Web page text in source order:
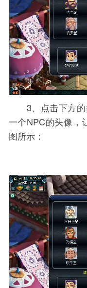
3、点击下方的
一个NPC的头像，
图所示：